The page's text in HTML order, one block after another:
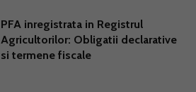
PFA inregistrata in Registrul
Agricultorilor: Obligatii declarative
si termene fiscale